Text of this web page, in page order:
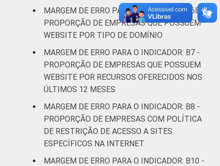
N, R e S). Estimativa: 300872 empresas.
Respostas estimuladas e rodiziadas. Dados
coletados entre setembro de 2014 e março
de 2015.
Fonte: NIC.br - set 2014 / mar 2015
MARGEM DE ERRO PARA O INDICADOR: B6B -
PROPORÇÃO DE EMPRESAS QUE POSSUEM
WEBSITE POR TIPO DE DOMÍNIO
MARGEM DE ERRO PARA O INDICADOR: B7 -
PROPORÇÃO DE EMPRESAS QUE POSSUEM
WEBSITE POR RECURSOS OFERECIDOS NOS
ÚLTIMOS 12 MESES
MARGEM DE ERRO PARA O INDICADOR: B8 -
PROPORÇÃO DE EMPRESAS COM POLÍTICA
DE RESTRIÇÃO DE ACESSO A SITES
ESPECÍFICOS NA INTERNET
MARGEM DE ERRO PARA O INDICADOR: B10 -